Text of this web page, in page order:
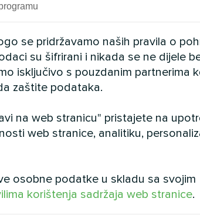
Kanalne
ESP-a serije DFCL
Visokotlačni kanalni ventilatorski
visokim stropovima, kao što su
velike zgrade. Visoki tlak zraka
ravnomjernu raspodjelu zraka po
Kapacitet hlađenja:4,17 ...
Kapacitet grijanja:8,76 ...
se pridržavamo naših pravila o
su šifrirani i nikada se ne dijele
isključivo s pouzdanim partnerima
zaštite podataka.
na web stranicu" pristajete na
web stranice, analitiku,
osobne podatke u skladu sa svojim
korištenja sadržaja web stranice.